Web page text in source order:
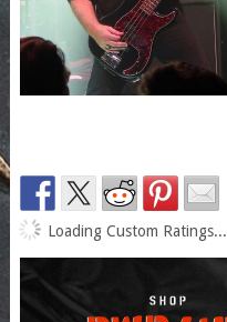
Loading Custom Ratings...